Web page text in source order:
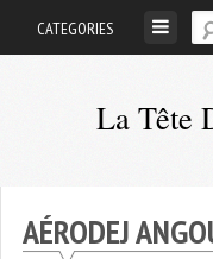
CATEGORIES
La Tête
petit
AÉRODEJ